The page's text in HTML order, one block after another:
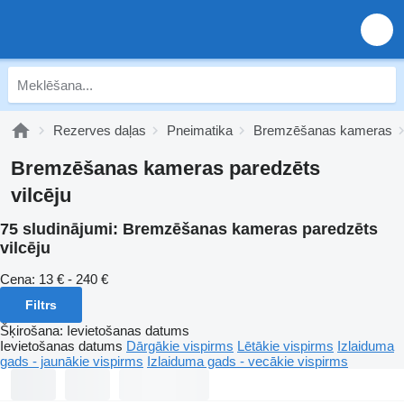
Rezerves daļas Pneimatika Bremzēšanas kameras
Bremzēšanas kameras paredzēts
vilcēju
75 sludinājumi: Bremzēšanas kameras paredzēts
vilcēju
Cena: 13 € - 240 €
Filtrs
Šķirošana: Ievietošanas datums
Ievietošanas datums Dārgākie vispirms Lētākie vispirms Izlaiduma
gads - jaunākie vispirms Izlaiduma gads - vecākie vispirms